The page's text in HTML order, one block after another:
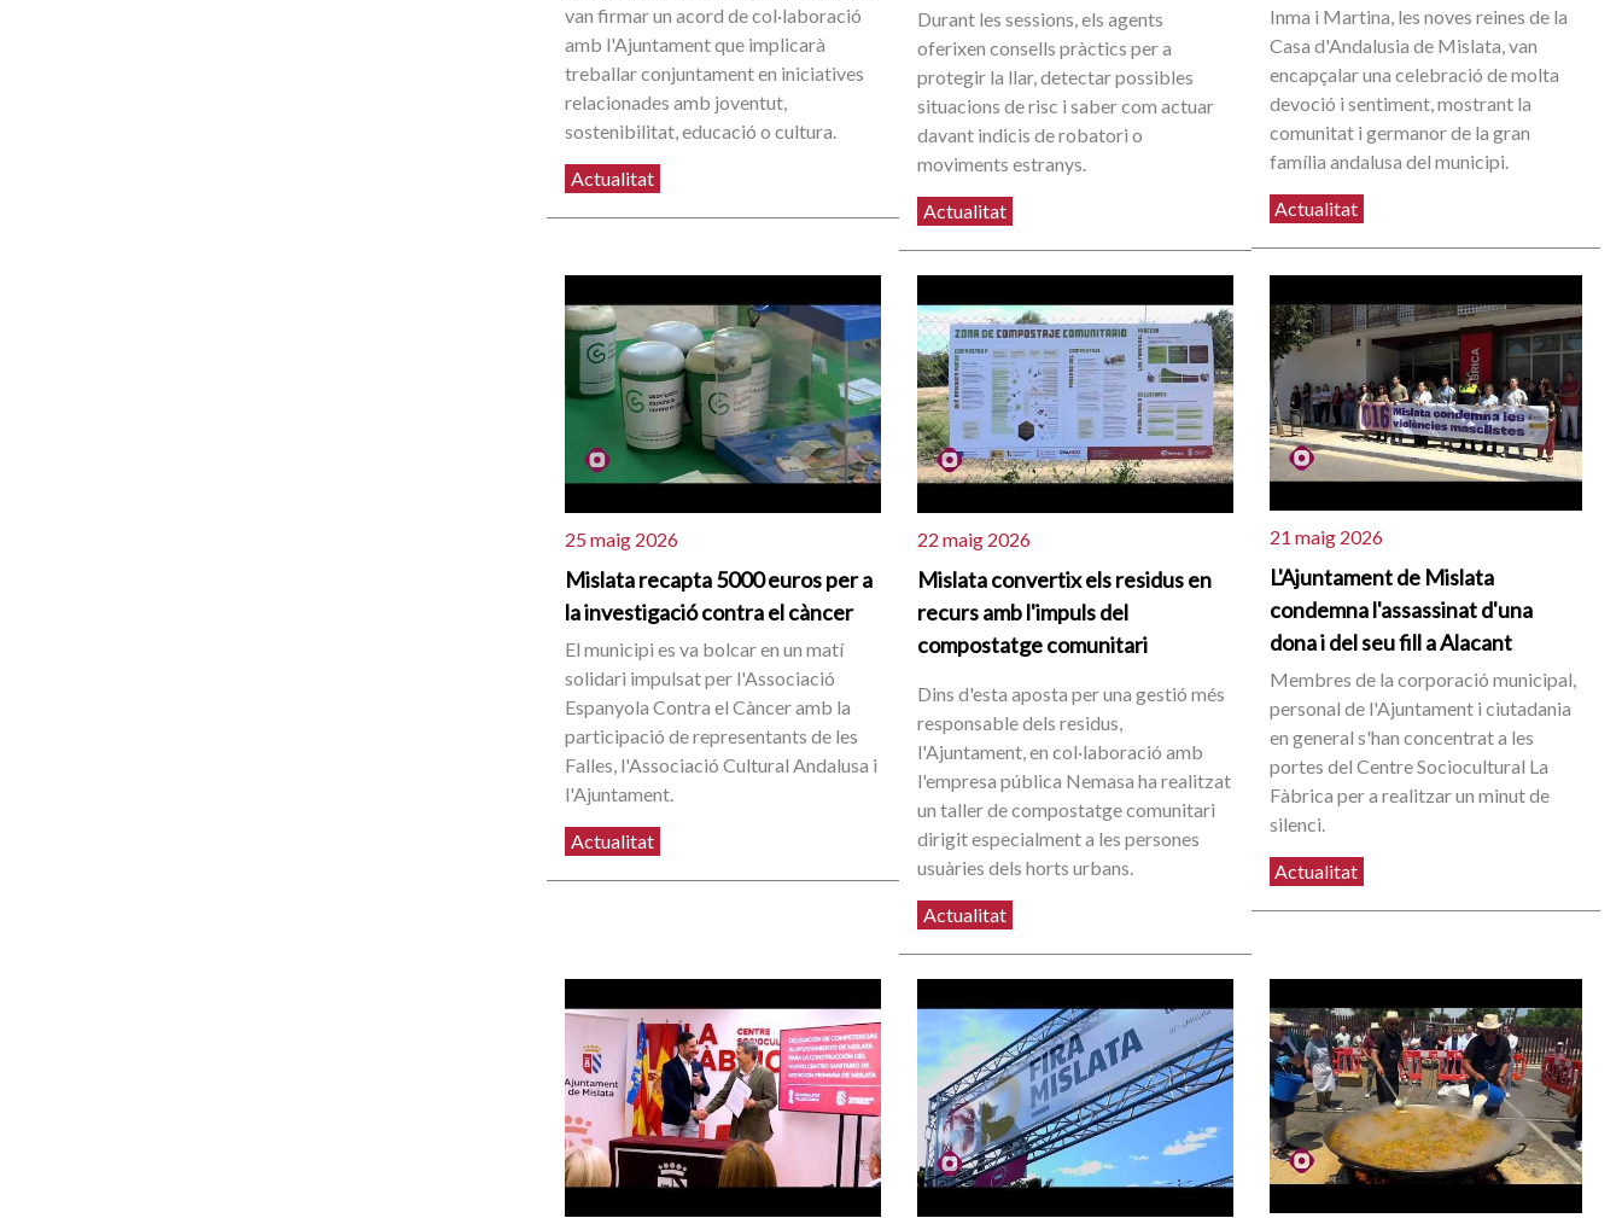
van firmar un acord de col·laboració
amb l'Ajuntament que implicarà
treballar conjuntament en iniciatives
relacionades amb joventut,
sostenibilitat, educació o cultura.
Actualitat
Durant les sessions, els agents
oferixen consells pràctics per a
protegir la llar, detectar possibles
situacions de risc i saber com actuar
davant indicis de robatori o
moviments estranys.
Actualitat
Inma i Martina, les noves reines de la
Casa d'Andalusia de Mislata, van
encapçalar una celebració de molta
devoció i sentiment, mostrant la
comunitat i germanor de la gran
família andalusa del municipi.
Actualitat
25 maig 2026
Mislata recapta 5000 euros per a
la investigació contra el càncer
El municipi es va bolcar en un matí
solidari impulsat per l'Associació
Espanyola Contra el Càncer amb la
participació de representants de les
Falles, l'Associació Cultural Andalusa i
l'Ajuntament.
Actualitat
22 maig 2026
Mislata convertix els residus en
recurs amb l'impuls del
compostatge comunitari
Dins d'esta aposta per una gestió més
responsable dels residus,
l'Ajuntament, en col·laboració amb
l'empresa pública Nemasa ha realitzat
un taller de compostatge comunitari
dirigit especialment a les persones
usuàries dels horts urbans.
Actualitat
21 maig 2026
L'Ajuntament de Mislata
condemna l'assassinat d'una
dona i del seu fill a Alacant
Membres de la corporació municipal,
personal de l'Ajuntament i ciutadania
en general s'han concentrat a les
portes del Centre Sociocultural La
Fàbrica per a realitzar un minut de
silenci.
Actualitat